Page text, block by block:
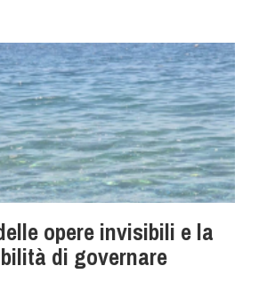
opere invisibili e la
di governare